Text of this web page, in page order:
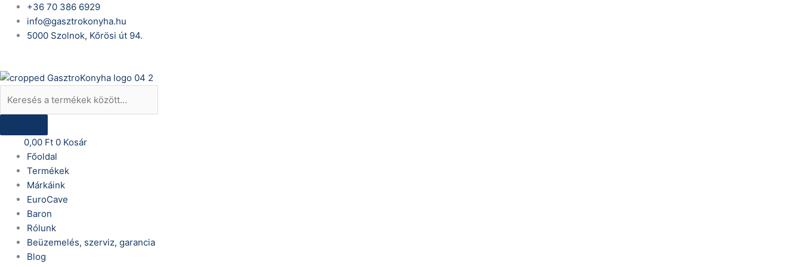
Skip
content
+36 70 386 6929
info@gasztrokonyha.hu
5000 Szolnok, Kőrösi út 94.
Products
search
0,00 Ft 0 Kosár
Főoldal
Termékek
Márkáink
EuroCave
Baron
Rólunk
Beüzemelés, szerviz, garancia
Blog